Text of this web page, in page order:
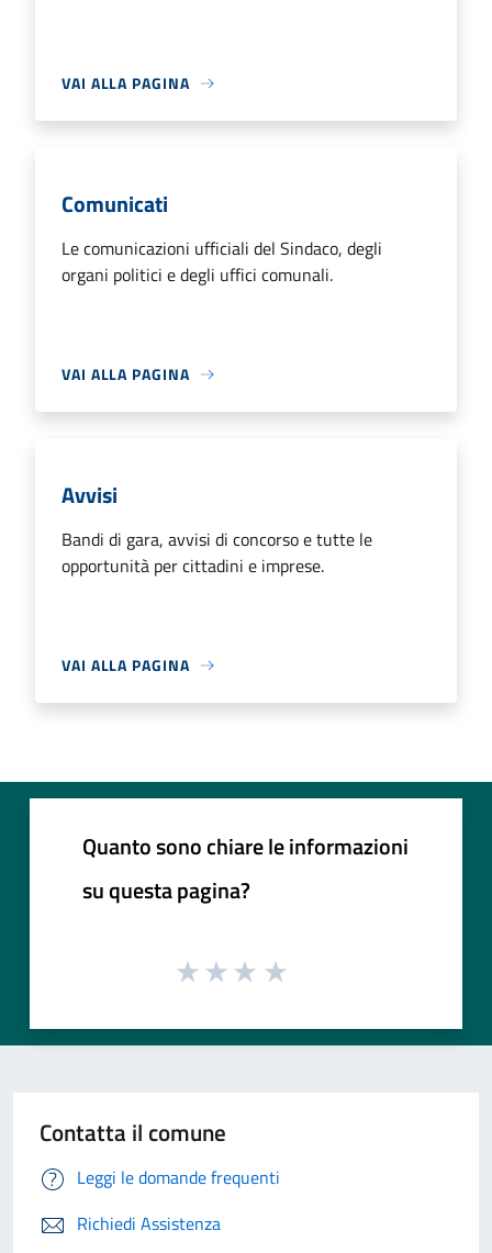
VAI ALLA PAGINA
Comunicati
Le comunicazioni ufficiali del Sindaco, degli
organi politici e degli uffici comunali.
VAI ALLA PAGINA
Avvisi
Bandi di gara, avvisi di concorso e tutte le
opportunità per cittadini e imprese.
VAI ALLA PAGINA
Quanto sono chiare le informazioni
su questa pagina?
Contatta il comune
Leggi le domande frequenti
Richiedi Assistenza